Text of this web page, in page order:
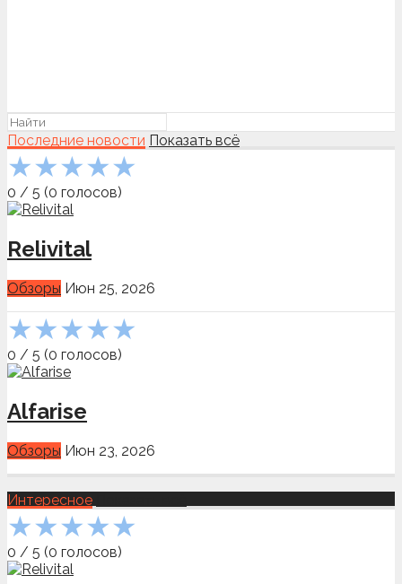
Последние новости Показать всё
★★★★★
0 / 5 (0 голосов)
Relivital
Обзоры Июн 25, 2026
★★★★★
0 / 5 (0 голосов)
Alfarise
Обзоры Июн 23, 2026
Интересное
★★★★★
0 / 5 (0 голосов)